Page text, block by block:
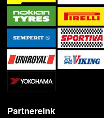
Partnereink